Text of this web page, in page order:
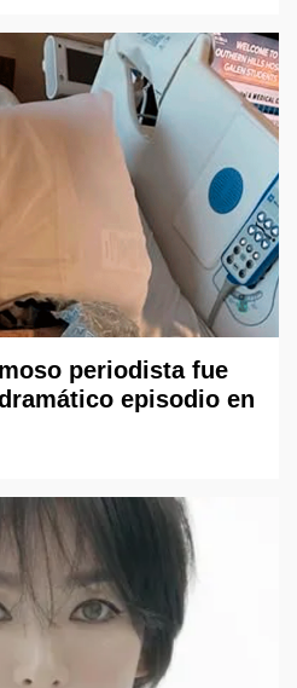
periodista fue
episodio en